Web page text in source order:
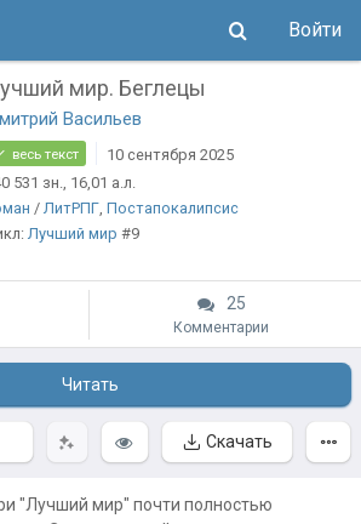
Войти
мир. Беглецы
Васильев
весь текст
10 сентября 2025
531 зн., 16,01 а.л.
/ ЛитРПГ, Постапокалипсис
Лучший мир #9
25
Комментарии
Читать
Скачать
"Лучший мир" почти полностью